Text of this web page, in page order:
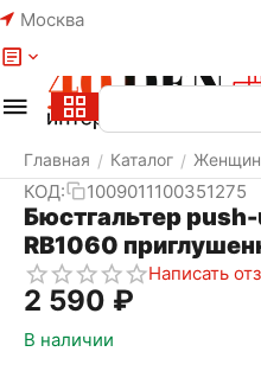
Москва
Главная / Каталог /
КОД: 1009011100351275
Бюстгальтер
RB1060
Написать
2 590 ₽
В наличии
Меню